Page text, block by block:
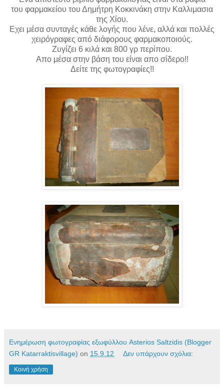
του φαρμακείου του Δημήτρη Κοκκινάκη στην Καλλιμασια
της Χίου.
Εχει μέσα συνταγές κάθε λογής που λένε, αλλά και πολλές
χειρόγραφες από διάφορους φαρμακοποιούς.
Ζυγίζει 6 κιλά και 800 γρ περίπου.
Απο μέσα στην βάση του είναι απο σίδερο!!
Δείτε της φωτογραφίες!!
Ενημέρωση φωτογραφίας εξωφύλλου Asterios Saltzidis (Blogger
GR Katarraktisvillage) on 15.9.12 Δεν υπάρχουν σχόλια:
Κοινή χρήση